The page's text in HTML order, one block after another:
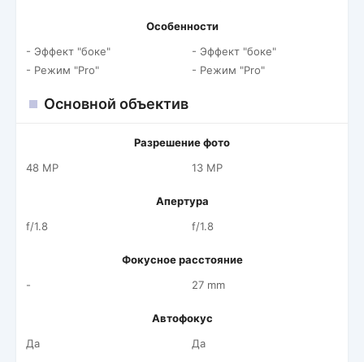
Особенности
- Эффект "боке"
- Режим "Pro"
- Эффект "боке"
- Режим "Pro"
Основной объектив
Разрешение фото
48 MP
13 MP
Апертура
f/1.8
f/1.8
Фокусное расстояние
-
27 mm
Автофокус
Да
Да